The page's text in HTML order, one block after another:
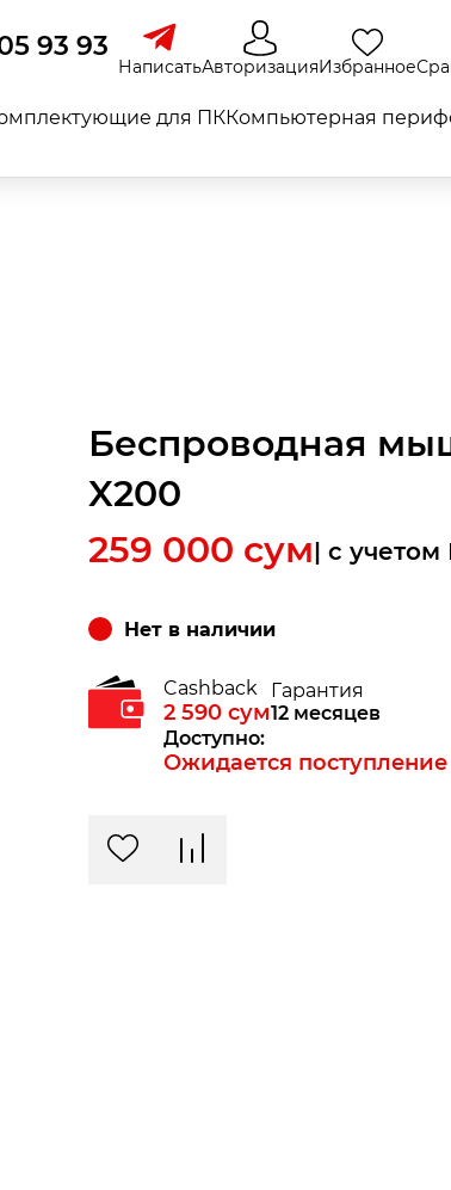
93 93
НаписатьАвторизацияИзбранное
для ПККомпьютерная
Беспроводная
X200
259 000 сум| c
Нет в наличии
Cashback
2 590 сум
Гарантия
12 месяцев
Доступно:
Ожидается поступление